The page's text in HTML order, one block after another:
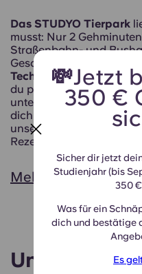
💸Jetzt
350 €
Sicher dir jetzt
Studienjahr (bis
350
Was für ein
dich und bestätige
Es
Das STUDYO Tierpark
musst: Nur 2
Straßenbahn- und
Geschäften in der Nähe
Technik und Wirtschaft
du perfekt aufgestellt,
unter einen Hut zu
dich in der
unser freundliches,
Rezeption jederzeit zur ...
Mehr dazu
Unsere